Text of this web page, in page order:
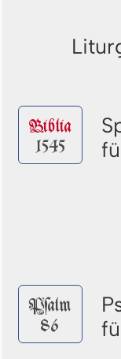
Biblia
1545
Pſalm
86